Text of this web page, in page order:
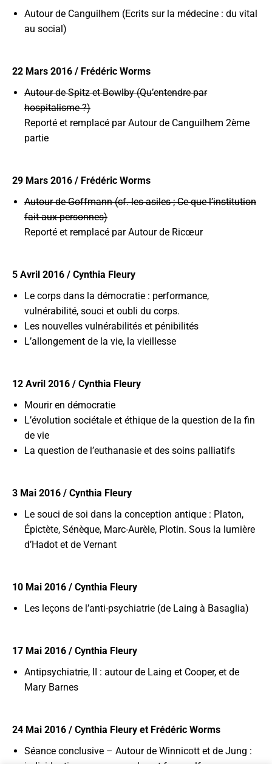
Autour de Canguilhem (Ecrits sur la médecine : du vital
au social)
22 Mars 2016 / Frédéric Worms
Autour de Spitz et Bowlby (Qu’entendre par
hospitalisme ?)
Reporté et remplacé par Autour de Canguilhem 2ème
partie
29 Mars 2016 / Frédéric Worms
Autour de Goffmann (cf. les asiles ; Ce que l’institution
fait aux personnes)
Reporté et remplacé par Autour de Ricœur
5 Avril 2016 / Cynthia Fleury
Le corps dans la démocratie : performance,
vulnérabilité, souci et oubli du corps.
Les nouvelles vulnérabilités et pénibilités
L’allongement de la vie, la vieillesse
12 Avril 2016 / Cynthia Fleury
Mourir en démocratie
L’évolution sociétale et éthique de la question de la fin
de vie
La question de l’euthanasie et des soins palliatifs
3 Mai 2016 / Cynthia Fleury
Le souci de soi dans la conception antique : Platon,
Épictète, Sénèque, Marc-Aurèle, Plotin. Sous la lumière
d’Hadot et de Vernant
10 Mai 2016 / Cynthia Fleury
Les leçons de l’anti-psychiatrie (de Laing à Basaglia)
17 Mai 2016 / Cynthia Fleury
Antipsychiatrie, II : autour de Laing et Cooper, et de
Mary Barnes
24 Mai 2016 / Cynthia Fleury et Frédéric Worms
Séance conclusive – Autour de Winnicott et de Jung :